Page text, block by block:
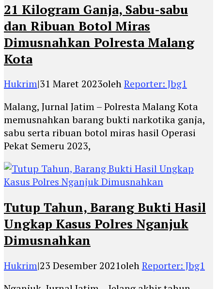
21 Kilogram Ganja, Sabu-sabu
dan Ribuan Botol Miras
Dimusnahkan Polresta Malang
Kota
Hukrim|31 Maret 2023olehReporter: Jbg1
Malang, Jurnal Jatim – Polresta Malang Kota
memusnahkan barang bukti narkotika ganja,
sabu serta ribuan botol miras hasil Operasi
Pekat Semeru 2023,
Tutup Tahun, Barang Bukti Hasil
Ungkap Kasus Polres Nganjuk
Dimusnahkan
Hukrim|23 Desember 2021olehReporter: Jbg1